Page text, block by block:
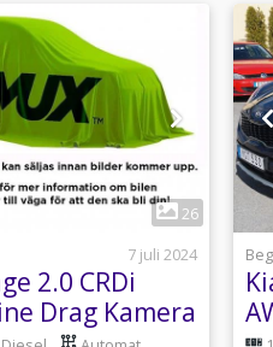
1
26
7 juli 2024
2.0 CRDi
Drag Kamera